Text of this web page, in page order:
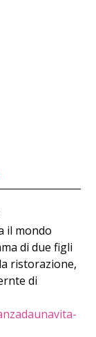
il mondo
di due figli
ristorazione,
di